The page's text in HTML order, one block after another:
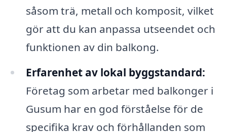
såsom trä, metall och komposit, vilket
gör att du kan anpassa utseendet och
funktionen av din balkong.
Erfarenhet av lokal byggstandard:
Företag som arbetar med balkonger i
Gusum har en god förståelse för de
specifika krav och förhållanden som